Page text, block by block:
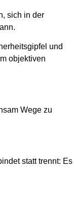
sich in der
und
objektiven
Wege zu
statt trennt: Es